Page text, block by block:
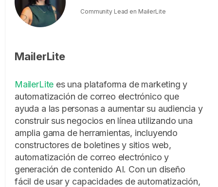
Community Lead en MailerLite
MailerLite
MailerLite es una plataforma de marketing y
automatización de correo electrónico que
ayuda a las personas a aumentar su audiencia y
construir sus negocios en línea utilizando una
amplia gama de herramientas, incluyendo
constructores de boletines y sitios web,
automatización de correo electrónico y
generación de contenido AI. Con un diseño
fácil de usar y capacidades de automatización,